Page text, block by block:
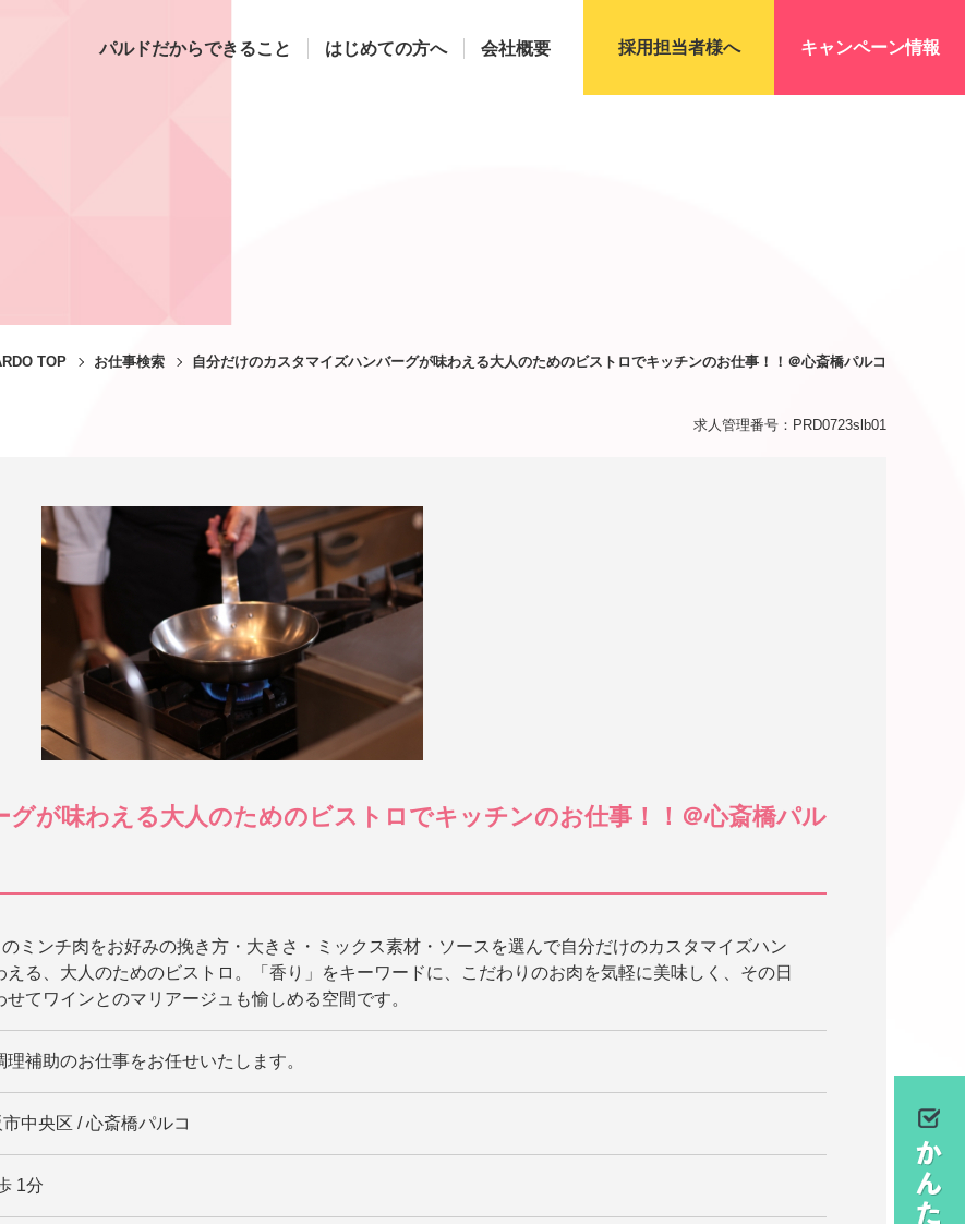
パルドだからできること はじめての方へ 会社概要 採用担当者様へ キャンペーン情報
TOP お仕事検索 自分だけのカスタマイズハンバーグが味わえる大人のためのビストロでキッチンのお仕事！！＠心斎橋パルコ
求人管理番号：PRD0723slb01
が味わえる大人のためのビストロでキッチンのお仕事！！＠心斎橋パル
ミンチ肉をお好みの挽き方・大きさ・ミックス素材・ソースを選んで自分だけのカスタマイズハン
える、大人のためのビストロ。「香り」をキーワードに、こだわりのお肉を気軽に美味しく、その日
せてワインとのマリアージュも愉しめる空間です。
理補助のお仕事をお任せいたします。
中央区 / 心斎橋パルコ
1分